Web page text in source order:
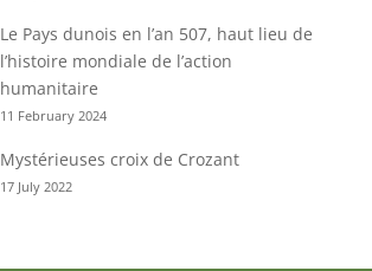
Le Pays dunois en l’an 507, haut lieu de
l’histoire mondiale de l’action
humanitaire
11 February 2024
Mystérieuses croix de Crozant
17 July 2022